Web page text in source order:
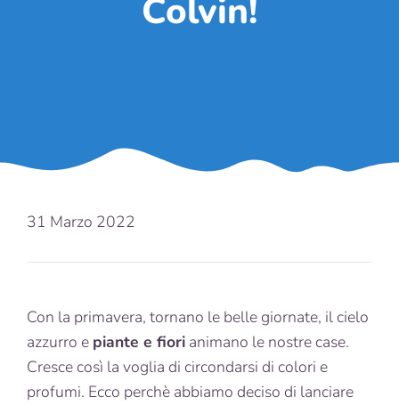
Colvin!
31 Marzo 2022
Con la primavera, tornano le belle giornate, il cielo
azzurro e piante e fiori animano le nostre case.
Cresce così la voglia di circondarsi di colori e
profumi. Ecco perchè abbiamo deciso di lanciare